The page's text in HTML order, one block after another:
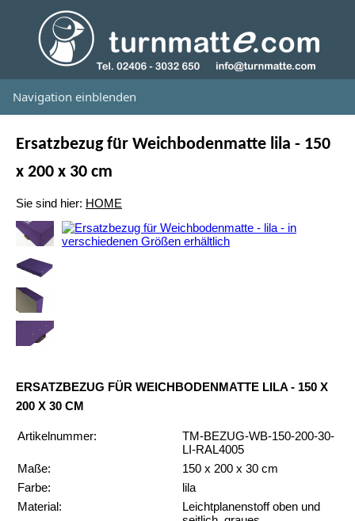
Navigation einblenden
Ersatzbezug für Weichbodenmatte lila - 150
x 200 x 30 cm
Sie sind hier: HOME
ERSATZBEZUG FÜR WEICHBODENMATTE LILA - 150 X
200 X 30 CM
Artikelnummer:
TM-BEZUG-WB-150-200-30-
LI-RAL4005
Maße:
150 x 200 x 30 cm
Farbe:
lila
Material:
Leichtplanenstoff oben und